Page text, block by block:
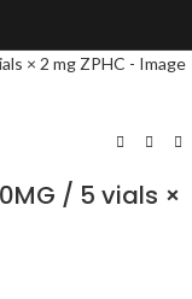
/ 5 vials ×